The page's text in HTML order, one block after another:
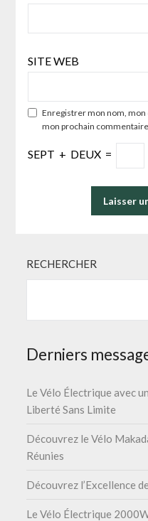
SITE WEB
Enregistrer mon nom, mon
mon prochain commentaire.
SEPT + DEUX =
RECHERCHER
Derniers
Le Vélo Électrique avec
Liberté Sans Limite
Découvrez le Vélo
Réunies
Découvrez l’Excellence
Le Vélo Électrique